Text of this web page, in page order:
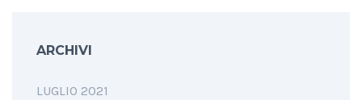
ARCHIVI
LUGLIO 2021